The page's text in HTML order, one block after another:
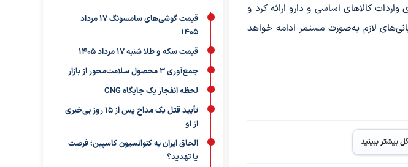
کالاهای اساسی و دارو ارائه کرد و
لازم به‌صورت مستمر ادامه خواهد
بیشتر ببینید
قیمت گوشی‌های سامسونگ 17 مرداد
1405
قیمت سکه و طلا شنبه 17 مرداد 1405
جمع‌آوری ۳ محصول سلامت‌محور از بازار
لحظه انفجار یک جایگاه CNG
تأیید قتل یک مداح پس از ۱۵ روز بی‌خبری
از او
الحاق ایران به کنوانسیون کاسپین؛ فرصت
یا تهدید؟